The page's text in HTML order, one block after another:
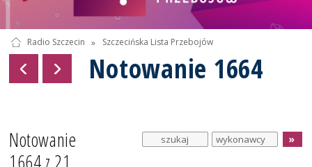
Radio Szczecin » Szczecińska Lista Przebojów
Notowanie 1664
Notowanie